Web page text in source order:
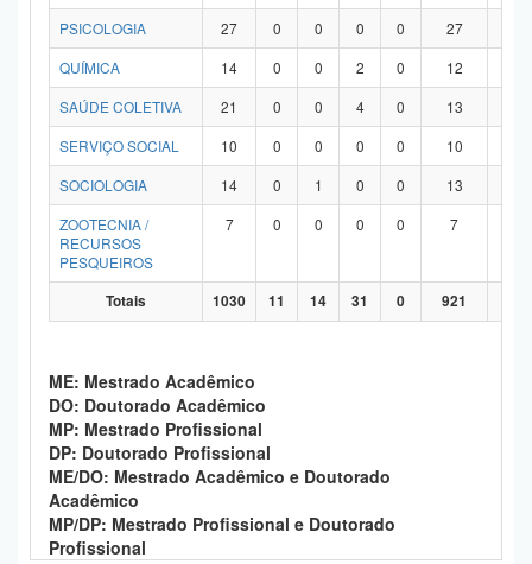
PSICOLOGIA 27 0 0 0 0 27
QUÍMICA
14 0 0 2 0 12
SAÚDE COLETIVA
21 0 0 4 0 13
SERVIÇO SOCIAL
10 0 0 0 0 10
SOCIOLOGIA
14 0 1 0 0 13
ZOOTECNIA /
RECURSOS
PESQUEIROS
7 0 0 0 0 7
Totais 1030 11 14 31 0 921
ME: Mestrado Acadêmico
DO: Doutorado Acadêmico
MP: Mestrado Profissional
DP: Doutorado Profissional
ME/DO: Mestrado Acadêmico e Doutorado
Acadêmico
MP/DP: Mestrado Profissional e Doutorado
Profissional